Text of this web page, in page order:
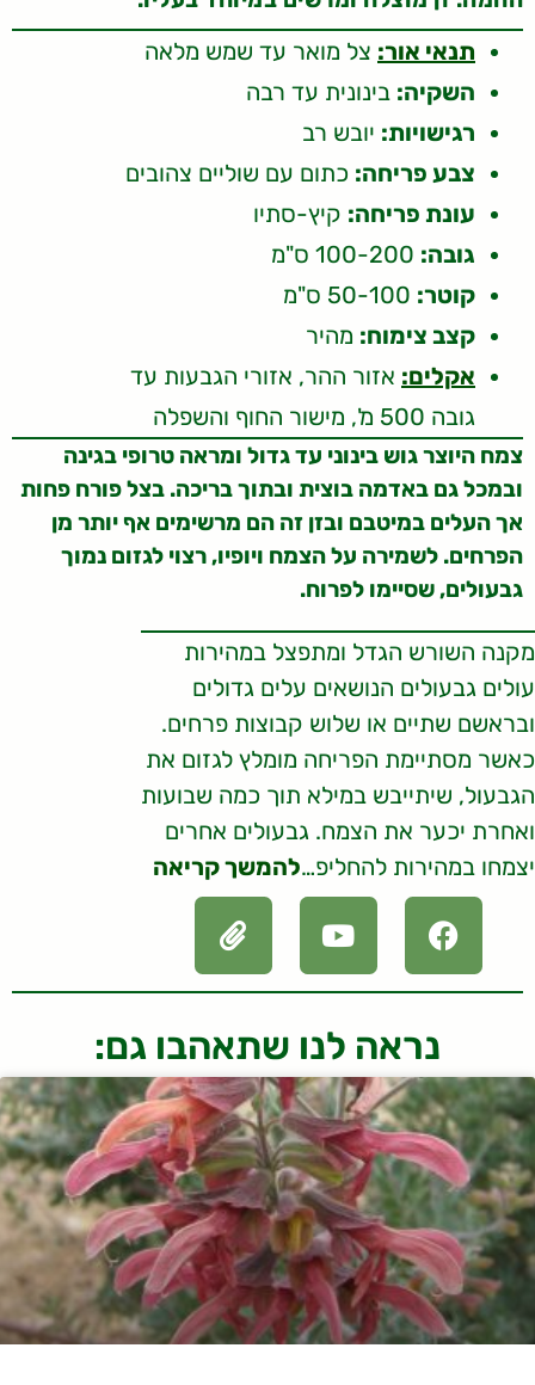
תנאי אור: צל מואר עד שמש מלאה
השקיה: בינונית עד רבה
רגישויות: יובש רב
צבע פריחה: כתום עם שוליים צהובים
עונת פריחה: קיץ-סתיו
גובה:
קוטר:
קצב צימוח: מהיר
אקלים: אזור ההר, אזורי הגבעות עד
גובה 500 מ', מישור החוף והשפלה
צמח היוצר גוש בינוני עד גדול ומראה טרופי בגינה
ובמכל גם באדמה בוצית ובתוך בריכה. בצל פורח פחות
אך העלים במיטבם ובזן זה הם מרשימים אף יותר מן
הפרחים. לשמירה על הצמח ויופיו, רצוי לגזום נמוך
גבעולים, שסיימו לפרוח.
מקנה השורש הגדל ומתפצל במהירות
עולים גבעולים הנושאים עלים גדולים
ובראשם שתיים או שלוש קבוצות פרחים.
כאשר מסתיימת הפריחה מומלץ לגזום את
הגבעול, שיתייבש במילא תוך כמה שבועות
ואחרת יכער את הצמח. גבעולים אחרים
יצמחו במהירות להחליפ…להמשך קריאה
נראה לנו שתאהבו גם: